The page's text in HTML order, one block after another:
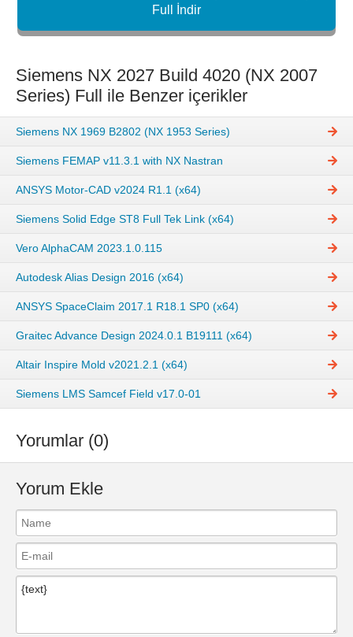
Full İndir
Siemens NX 2027 Build 4020 (NX 2007
Series) Full ile Benzer içerikler
Siemens NX 1969 B2802 (NX 1953 Series)
Siemens FEMAP v11.3.1 with NX Nastran
ANSYS Motor-CAD v2024 R1.1 (x64)
Siemens Solid Edge ST8 Full Tek Link (x64)
Vero AlphaCAM 2023.1.0.115
Autodesk Alias Design 2016 (x64)
ANSYS SpaceClaim 2017.1 R18.1 SP0 (x64)
Graitec Advance Design 2024.0.1 B19111 (x64)
Altair Inspire Mold v2021.2.1 (x64)
Siemens LMS Samcef Field v17.0-01
Yorumlar (0)
Yorum Ekle